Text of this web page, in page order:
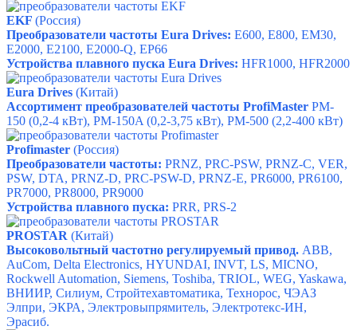
EKF (Россия)
Преобразователи частоты Eura Drives: E600, E800, EM30,
E2000, E2100, E2000-Q, EP66
Устройства плавного пуска Eura Drives: HFR1000, HFR2000
Eura Drives (Китай)
Ассортимент преобразователей частоты ProfiMaster PM-
150 (0,2-4 кВт), PM-150A (0,2-3,75 кВт), PM-500 (2,2-400 кВт)
Profimaster (Россия)
Преобразователи частоты: PRNZ, PRC-PSW, PRNZ-C, VER,
PSW, DTA, PRNZ-D, PRC-PSW-D, PRNZ-E, PR6000, PR6100,
PR7000, PR8000, PR9000
Устройства плавного пуска: PRR, PRS-2
PROSTAR (Китай)
Высоковольтный частотно регулируемый привод. ABB,
AuСom, Delta Electronics, HYUNDAI, INVT, LS, MICNO,
Rockwell Automation, Siemens, Toshiba, TRIOL, WEG, Yaskawa,
ВНИИР, Силиум, Стройтехавтоматика, Технорос, ЧЭАЗ
Элпри, ЭКРА, Электровыпрямитель, Электротекс-ИН,
Эрасиб.